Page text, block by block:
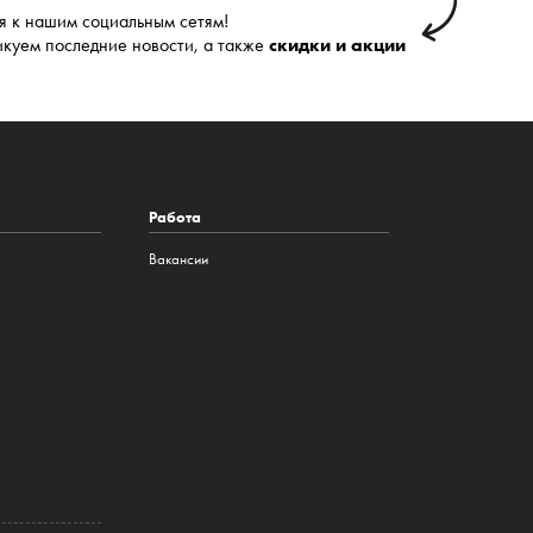
к нашим социальным сетям!
последние новости, а также скидки и акции
Работа
Вакансии